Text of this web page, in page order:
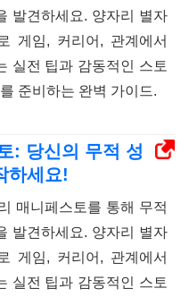
발견하세요. 양자리 별자
게임, 커리어, 관계에서
실전 팁과 감동적인 스토
준비하는 완벽 가이드.
: 당신의 무적 성
하세요!
매니페스토를 통해 무적
발견하세요. 양자리 별자
게임, 커리어, 관계에서
실전 팁과 감동적인 스토